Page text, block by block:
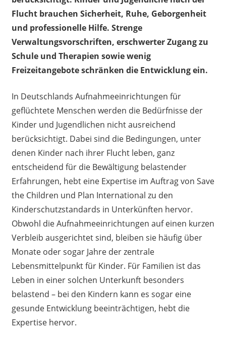
Flucht brauchen Sicherheit, Ruhe, Geborgenheit
und professionelle Hilfe. Strenge
Verwaltungsvorschriften, erschwerter Zugang zu
Schule und Therapien sowie wenig
Freizeitangebote schränken die Entwicklung ein.
In Deutschlands Aufnahmeeinrichtungen für
geflüchtete Menschen werden die Bedürfnisse der
Kinder und Jugendlichen nicht ausreichend
berücksichtigt. Dabei sind die Bedingungen, unter
denen Kinder nach ihrer Flucht leben, ganz
entscheidend für die Bewältigung belastender
Erfahrungen, hebt eine Expertise im Auftrag von Save
the Children und Plan International zu den
Kinderschutzstandards in Unterkünften hervor.
Obwohl die Aufnahmeeinrichtungen auf einen kurzen
Verbleib ausgerichtet sind, bleiben sie häufig über
Monate oder sogar Jahre der zentrale
Lebensmittelpunkt für Kinder. Für Familien ist das
Leben in einer solchen Unterkunft besonders
belastend – bei den Kindern kann es sogar eine
gesunde Entwicklung beeinträchtigen, hebt die
Expertise hervor.